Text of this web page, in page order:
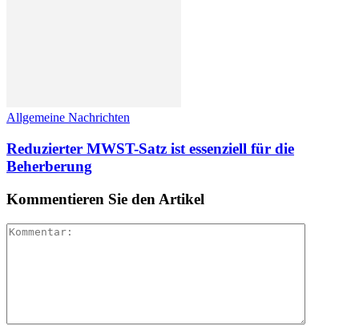
Allgemeine Nachrichten
Reduzierter MWST-Satz ist essenziell für die
Beherberung
Kommentieren Sie den Artikel